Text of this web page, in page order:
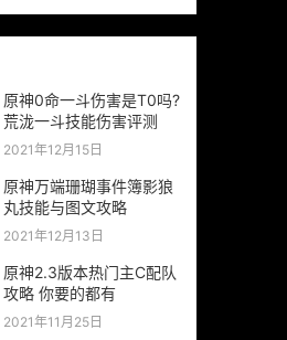
原神0命一斗伤害是T0吗?
荒泷一斗技能伤害评测
2021年12月15日
原神万端珊瑚事件簿影狼
丸技能与图文攻略
2021年12月13日
原神2.3版本热门主C配队
攻略 你要的都有
2021年11月25日